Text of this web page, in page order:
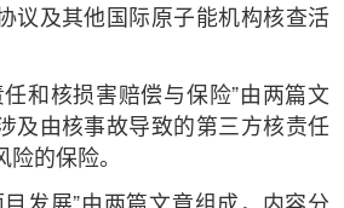
议及其他国际原子能机构核查活
和核损害赔偿与保险”由两篇文
及由核事故导致的第三方核责任
的保险。